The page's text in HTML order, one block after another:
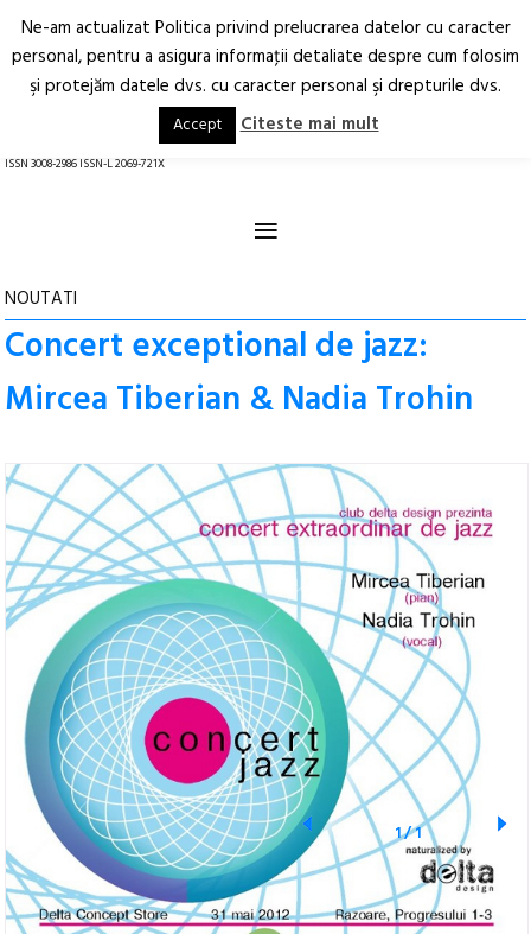
Arhitectură.
Oraș.
RO EN
ISSN 3008-2986 ISSN-L 2069-721X
≡
NOUTATI
Concert exceptional de jazz:
Mircea Tiberian & Nadia Trohin
1/1
Ne-am actualizat Politica privind prelucrarea datelor cu caracter
personal, pentru a asigura informaţii detaliate despre cum folosim
şi protejăm datele dvs. cu caracter personal şi drepturile dvs.
Accept Citeste mai mult